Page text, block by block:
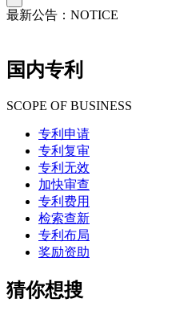
最新公告： NOTICE
国内专利
SCOPE OF BUSINESS
专利申请
专利复审
专利无效
加快审查
专利费用
检索查新
专利布局
奖励资助
猜你想搜